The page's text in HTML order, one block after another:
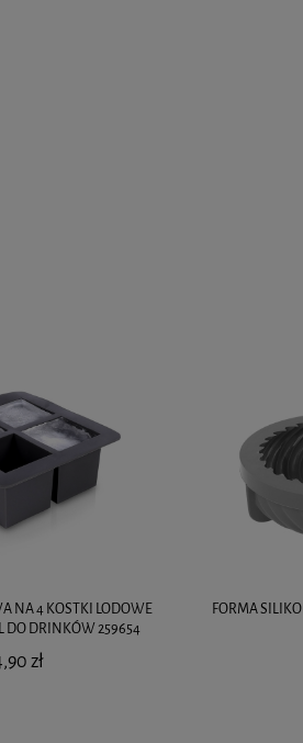
NA 4 KOSTKI LODOWE
DO DRINKÓW 259654
zł
FORMA